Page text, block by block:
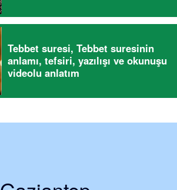
Tebbet suresi, Tebbet suresinin
anlamı, tefsiri, yazılışı ve okunuşu
videolu anlatım